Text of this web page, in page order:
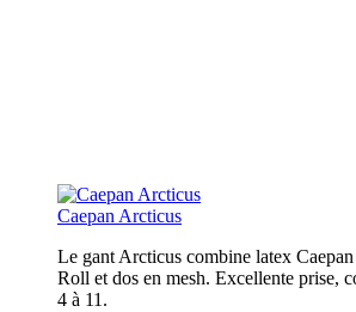
Caepan Arcticus
Le gant Arcticus combine latex
Roll et dos en mesh. Excellente prise,
4 à 11.